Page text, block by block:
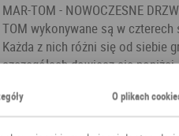
MAR-TOM - NOWOCZESNE
TOM wykonywane są w czterech
Każda z nich różni się od siebie
szczegółach dowiesz się
"Opcjach z dopłatą". Drzwi
wszyscy Klienci, którzy
ważne ze względu chociażby na
O plikach